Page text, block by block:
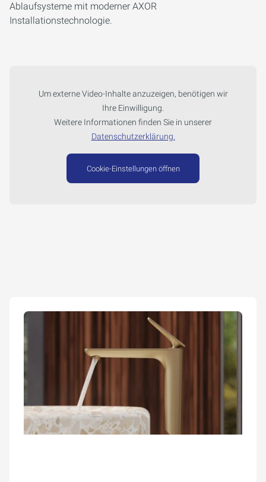
Ablaufsysteme mit moderner AXOR
Installationstechnologie.
Um externe Video-Inhalte anzuzeigen, benötigen wir
Ihre Einwilligung.
Weitere Informationen finden Sie in unserer
Datenschutzerklärung.
Cookie-Einstellungen öffnen